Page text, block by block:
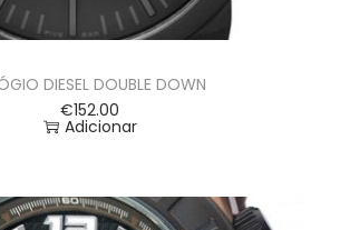
DIESEL DOUBLE DOWN
€152.00
Adicionar